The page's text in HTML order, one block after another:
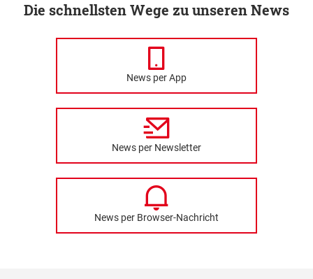
Die schnellsten Wege zu unseren News
News per App
News per Newsletter
News per Browser-Nachricht